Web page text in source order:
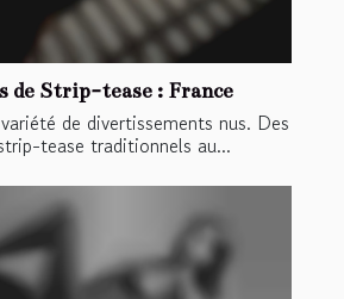
de Strip-tease : France
de divertissements nus. Des
tease traditionnels au...